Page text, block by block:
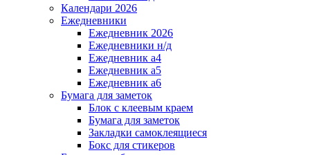
Календари 2026
Ежедневники
Ежедневник 2026
Ежедневники н/д
Ежедневник а4
Ежедневник а5
Ежедневник а6
Бумага для заметок
Блок с клеевым краем
Бумага для заметок
Закладки самоклеящиеся
Бокс для стикеров